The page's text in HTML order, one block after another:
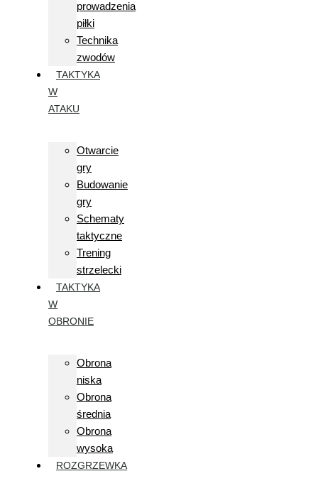
prowadzenia
piłki
Technika
zwodów
TAKTYKA
W
ATAKU
Otwarcie
gry
Budowanie
gry
Schematy
taktyczne
Trening
strzelecki
TAKTYKA
W
OBRONIE
Obrona
niska
Obrona
średnia
Obrona
wysoka
ROZGRZEWKA